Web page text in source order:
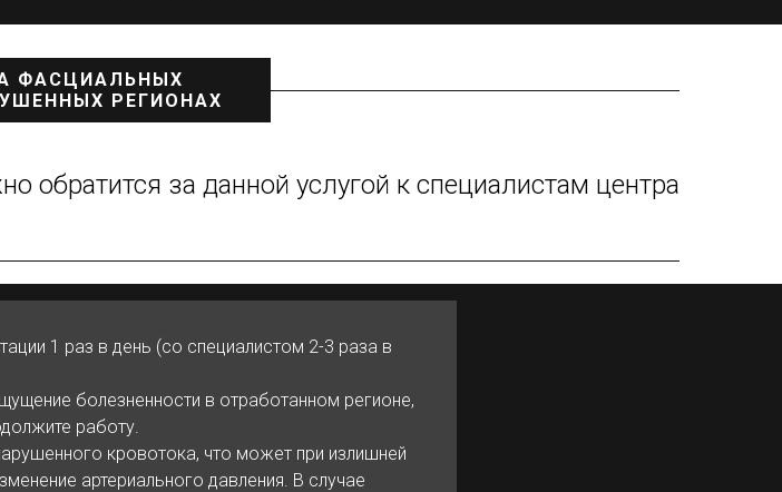
ФАСЦИАЛЬНЫХ
РЕГИОНАХ
обратится за данной услугой к специалистам центра
1 раз в день (со специалистом 2-3 раза в
болезненности в отработанном регионе,
работу.
кровотока, что может при излишней
артериального давления. В случае